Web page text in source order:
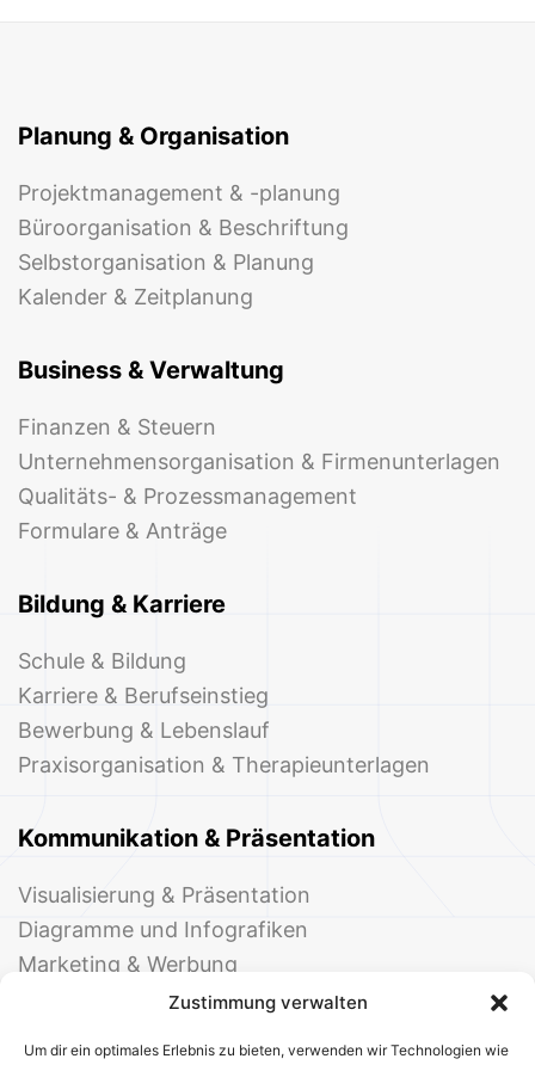
Zustimmung verwalten
Um dir ein optimales Erlebnis zu bieten, verwenden wir Technologien wie
Planung & Organisation
Projektmanagement & -planung
Büroorganisation & Beschriftung
Selbstorganisation & Planung
Kalender & Zeitplanung
Business & Verwaltung
Finanzen & Steuern
Unternehmensorganisation & Firmenunterlagen
Qualitäts- & Prozessmanagement
Formulare & Anträge
Bildung & Karriere
Schule & Bildung
Karriere & Berufseinstieg
Bewerbung & Lebenslauf
Praxisorganisation & Therapieunterlagen
Kommunikation & Präsentation
Visualisierung & Präsentation
Diagramme und Infografiken
Marketing & Werbung
Events & Einladungen